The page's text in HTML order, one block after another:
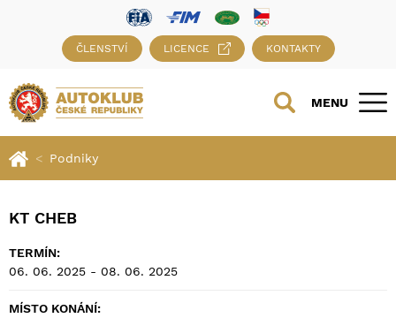
ČLENSTVÍ LICENCE KONTAKTY
MENU
Podniky
KT CHEB
TERMÍN:
06. 06. 2025 - 08. 06. 2025
MÍSTO KONÁNÍ: